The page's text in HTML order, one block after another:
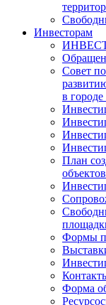
Инвесторам
Совет
в
План
Формы
Форма